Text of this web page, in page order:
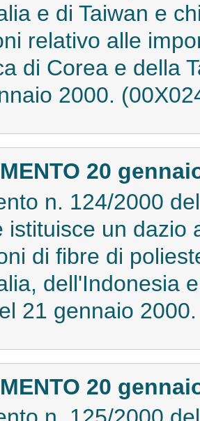
e di Taiwan e
relativo alle
di Corea e della
2000.
20
n. 124/2000
istituisce un dazio
di fibre di
dell'Indonesia
21 gennaio
20